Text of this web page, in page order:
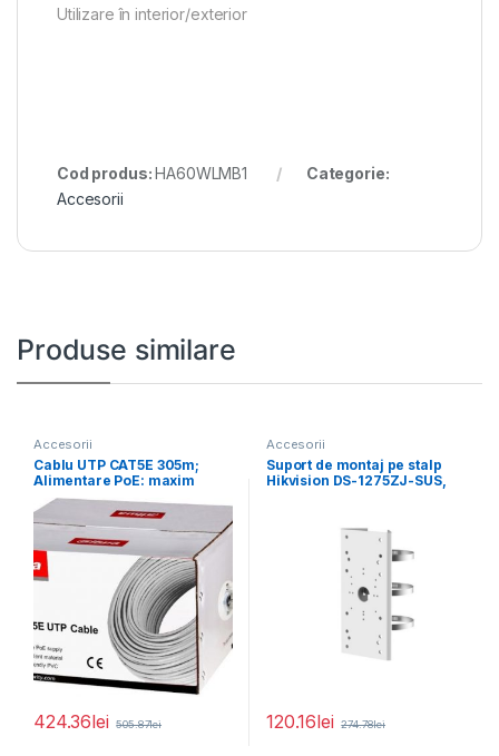
Utilizare în interior/exterior
Cod produs:HA60WLMB1
Categorie:
Accesorii
Produse similare
Accesorii
Cablu UTP CAT5E 305m;
Alimentare PoE: maxim
160m, conductor: 0.45*
424.36lei 505.87lei
Accesorii
Suport de montaj pe stalp
Hikvision DS-1275ZJ-SUS,
120.16lei 274.78lei